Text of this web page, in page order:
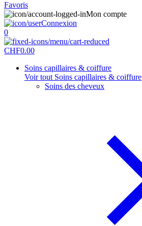
Favoris
Mon compte
Connexion
0
CHF0.00
Soins capillaires & coiffure
Voir tout Soins capillaires & coiffure
Soins des cheveux